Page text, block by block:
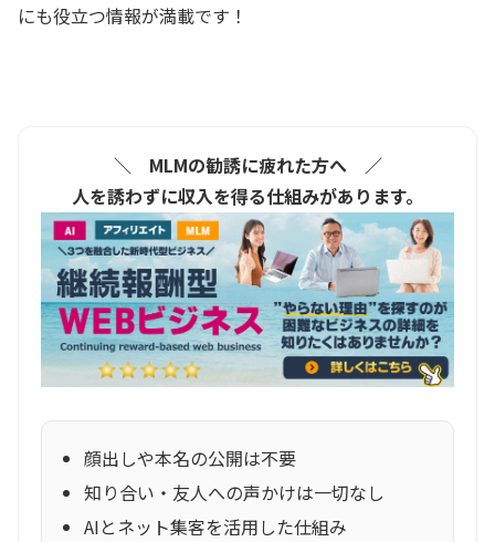
にも役立つ情報が満載です！
＼ MLMの勧誘に疲れた方へ ／
人を誘わずに収入を得る仕組みがあります。
顔出しや本名の公開は不要
知り合い・友人への声かけは一切なし
AIとネット集客を活用した仕組み